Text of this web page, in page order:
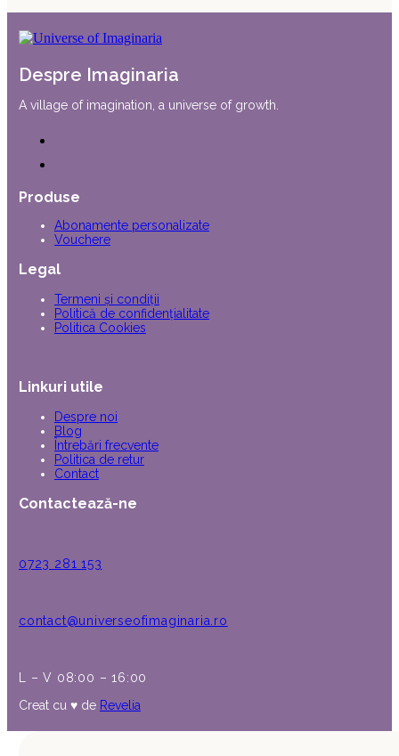
Despre Imaginaria
A village of imagination, a universe of growth.
Produse
Abonamente personalizate
Vouchere
Legal
Termeni și condiții
Politică de confidențialitate
Politica Cookies
Linkuri utile
Despre noi
Blog
Întrebări frecvente
Politica de retur
Contact
Contactează-ne
0723 281 153
contact@universeofimaginaria.ro
L – V 08:00 – 16:00
Creat cu ♥︎ de Revelia